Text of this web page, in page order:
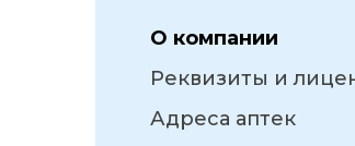
О компании
Реквизиты и
Адреса аптек